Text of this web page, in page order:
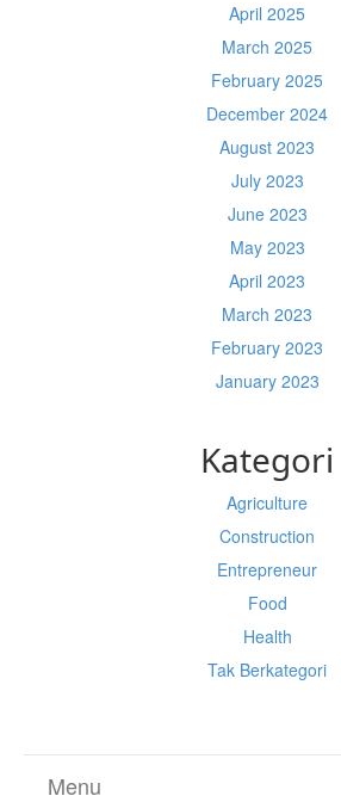
April 2025
March 2025
February 2025
December 2024
August 2023
July 2023
June 2023
May 2023
April 2023
March 2023
February 2023
January 2023
Kategori
Agriculture
Construction
Entrepreneur
Food
Health
Tak Berkategori
Menu